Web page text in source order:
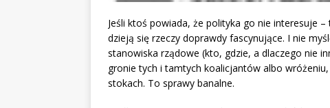
Jeśli ktoś powiada, że polityka go nie interesuje
dzieją się rzeczy doprawdy fascynujące. I nie
stanowiska rządowe (kto, gdzie, a dlaczego nie
gronie tych i tamtych koalicjantów albo
stokach. To sprawy banalne.